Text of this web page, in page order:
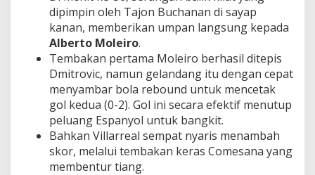
dipimpin oleh Tajon Buchanan di sayap
kanan, memberikan umpan langsung kepada
Alberto Moleiro.
Tembakan pertama Moleiro berhasil ditepis
Dmitrovic, namun gelandang itu dengan cepat
menyambar bola rebound untuk mencetak
gol kedua (0-2). Gol ini secara efektif menutup
peluang Espanyol untuk bangkit.
Bahkan Villarreal sempat nyaris menambah
skor, melalui tembakan keras Comesana yang
membentur tiang.